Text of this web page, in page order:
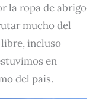
la ropa de abrigo
mucho del
incluso
en
del país.